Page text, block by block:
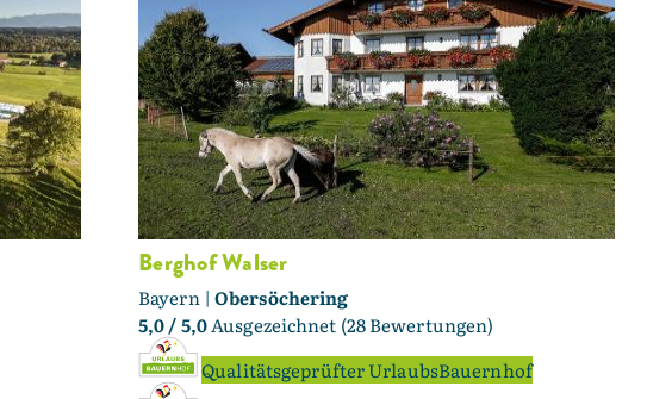
Berghof Walser
Bayern | Obersöchering
5,0/ 5,0Ausgezeichnet (28 Bewertungen)
Qualitätsgeprüfter UrlaubsBauernhof